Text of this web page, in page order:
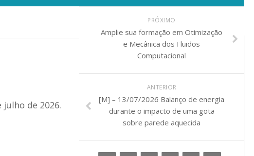
de 2026.
PRÓXIMO
Amplie sua formação em Otimização
e Mecânica dos Fluidos
Computacional
ANTERIOR
[M] – 13/07/2026 Balanço de energia
durante o impacto de uma gota
sobre parede aquecida